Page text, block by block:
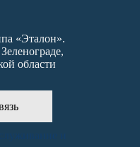
«Эталон».
области